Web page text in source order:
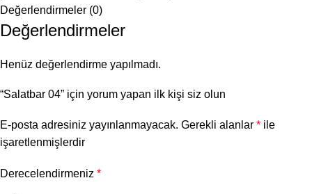
Değerlendirmeler (0)
Değerlendirmeler
Henüz değerlendirme yapılmadı.
“Salatbar 04” için yorum yapan ilk kişi siz olun
E-posta adresiniz yayınlanmayacak. Gerekli alanlar * ile
işaretlenmişlerdir
Derecelendirmeniz *